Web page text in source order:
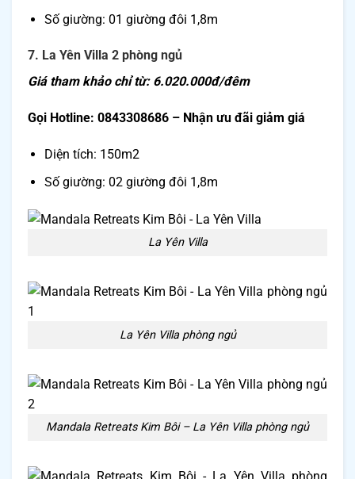
Số giường: 01 giường đôi 1,8m
7. La Yên Villa 2 phòng ngủ
Giá tham khảo chỉ từ: 6.020.000đ/đêm
Gọi Hotline: 0843308686 – Nhận ưu đãi giảm giá
Diện tích: 150m2
Số giường: 02 giường đôi 1,8m
La Yên Villa
La Yên Villa phòng ngủ
Mandala Retreats Kim Bôi – La Yên Villa phòng ngủ